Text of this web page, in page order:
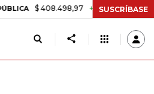
$ 408.498,97 +$ 8.753,81 +2,19%
SUSCRÍBASE